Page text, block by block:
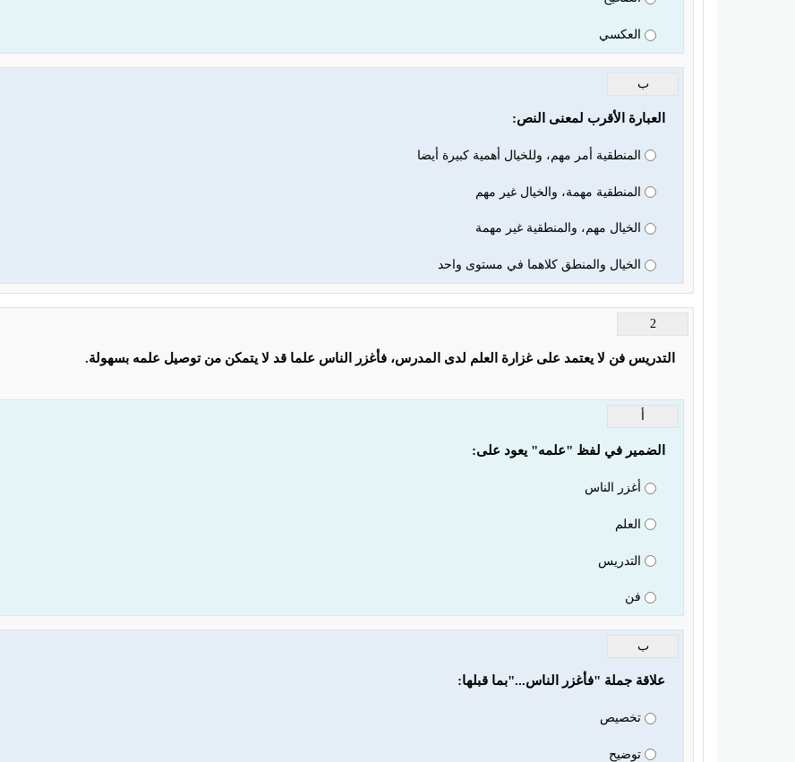
العكسي
ب
العبارة الأقرب لمعنى النص:
المنطقية أمر مهم، وللخيال أهمية كبيرة أيضا
المنطقية مهمة، والخيال غير مهم
الخيال مهم، والمنطقية غير مهمة
الخيال والمنطق كلاهما في مستوى واحد
2
التدريس فن لا يعتمد على غزارة العلم لدى المدرس، فأغزر الناس علما قد لا يتمكن من توصيل علمه بسهولة.
الضمير في لفظ "علمه" يعود على:
أغزر الناس
العلم
التدريس
فن
ب
علاقة جملة "فأغزر الناس..."بما قبلها:
تخصيص
توضيح